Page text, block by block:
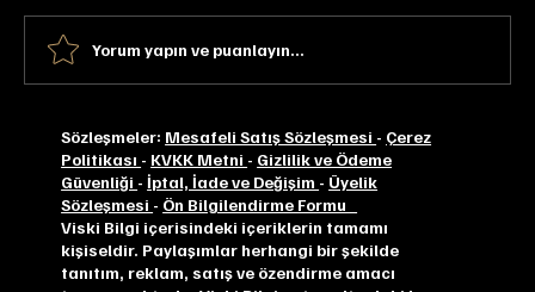
Ardbeg Kelpie Committee Release
Yorum yapın ve puanlayın...
Sözleşmeler: Mesafeli Satış Sözleşmesi - Çerez
Politikası - KVKK Metni - Gizlilik ve Ödeme
Güvenliği -İptal, İade ve Değişim - Üyelik
Sözleşmesi - Ön Bilgilendirme Formu
Viski Bilgi içerisindeki içeriklerin tamamı
kişiseldir. Paylaşımlar herhangi bir şekilde
tanıtım, reklam, satış ve özendirme amacı